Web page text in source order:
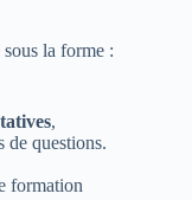
la forme :
,
de questions.
formation